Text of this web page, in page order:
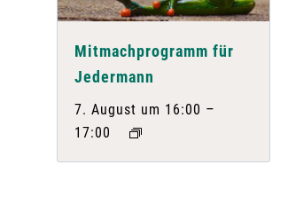
Mitmachprogramm für
Jedermann
7. August um 16:00 –
17:00